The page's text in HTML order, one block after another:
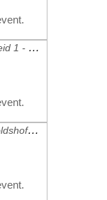
SG Bertoldshofen-Sulzschneid 1 - FC Thalhofen 2
TSV Oberbeuren - SG Bertoldshofen-Sulzschneid 1